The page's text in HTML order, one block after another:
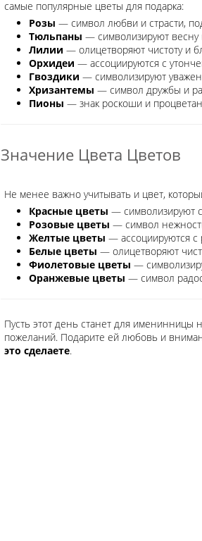
самые популярные цветы для подарка:
Розы — символ любви и страсти,
Тюльпаны — символизируют весну
Лилии — олицетворяют чистоту и
Орхидеи — ассоциируются с
Гвоздики — символизируют
Хризантемы — символ дружбы и
Пионы — знак роскоши и
Значение Цвета Цветов
Не менее важно учитывать и цвет,
Красные цветы — символизируют
Розовые цветы — символ
Желтые цветы — ассоциируются с
Белые цветы — олицетворяют
Фиолетовые цветы —
Оранжевые цветы — символ
Пусть этот день станет для именинницы
пожеланий. Подарите ей любовь и
это сделаете.